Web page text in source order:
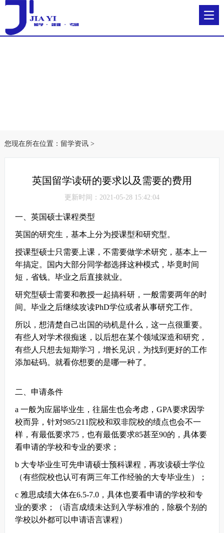
您现在所在位置： 留学资讯>
英国留学读研的要求以及需要的费用
更新时间：2021-05-28 15:42:04
一、英国硕士课程类型
英国的研究生，基本上分为授课型和研究型。
授课型硕士只需要上课，不需要做学术研究，基本上一
年搞定。国内大部分同学都选择这种模式，毕竟时间
短，省钱。毕业之后直接就业。
研究型硕士需要和教授一起搞科研，一般需要两年的时
间。毕业之后继续攻读PhD学位或者从事研究工作。
所以，想清楚自己出国的动机是什么，这一点很重要。
有些人对学术很痴迷，以后想在某个领域深造和研究，
有些人只想去短期学习，增长见识，为找到更好的工作
添加砝码。就看你想要的是哪一种了。
二、申请条件
a 一般为应届毕业生，往届生也会考虑，GPA要求因学
校而异，针对985/211院校和双非院校的绩点也会不一
样，有最低要求75，也有最低要求85甚至90的，具体要
看申请的学校和专业的要求；
b 大专毕业生可先申请硕士预科课程，再攻读硕士学位
（有些院校也认可有两三年工作经验的大专毕业生）；
c 雅思成绩大体在6.5-7.0，具体也要看申请的学校和专
业的要求；（语言成绩未达到入学标准的，除极个别的
学校以外都可以申请语言课程）